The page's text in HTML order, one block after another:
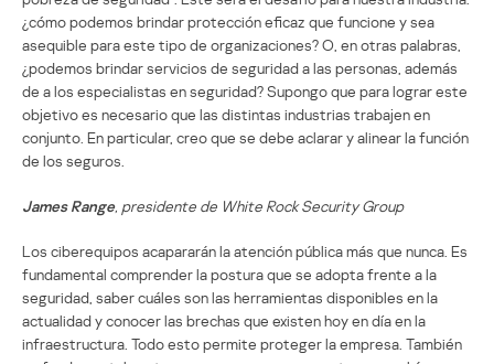
¿cómo podemos brindar protección eficaz que funcione y sea
asequible para este tipo de organizaciones? O, en otras palabras,
¿podemos brindar servicios de seguridad a las personas, además
de a los especialistas en seguridad? Supongo que para lograr este
objetivo es necesario que las distintas industrias trabajen en
conjunto. En particular, creo que se debe aclarar y alinear la función
de los seguros.
James Range, presidente de White Rock Security Group
Los ciberequipos acapararán la atención pública más que nunca. Es
fundamental comprender la postura que se adopta frente a la
seguridad, saber cuáles son las herramientas disponibles en la
actualidad y conocer las brechas que existen hoy en día en la
infraestructura. Todo esto permite proteger la empresa. También